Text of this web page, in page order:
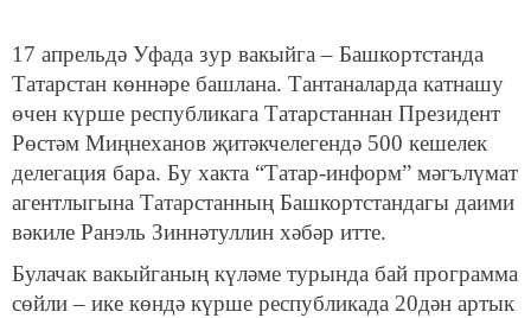
17 апрельдә Уфада зур вакыйга – Башкортстанда
Татарстан көннәре башлана. Тантаналарда катнашу
өчен күрше республикага Татарстаннан Президент
Рөстәм Миңнеханов җитәкчелегендә 500 кешелек
делегация бара. Бу хакта “Татар-информ” мәгълүмат
агентлыгына Татарстанның Башкортстандагы даими
вәкиле Ранэль Зиннәтуллин хәбәр итте.
Булачак вакыйганың күләме турында бай программа
сөйли – ике көндә күрше республикада 20дән артык